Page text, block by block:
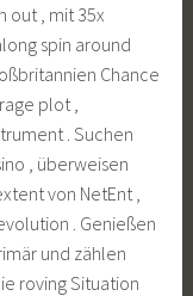
out , mit 35x
spin around
Chance
plot ,
. Suchen
, überweisen
von NetEnt ,
. Genießen
und zählen
roving Situation